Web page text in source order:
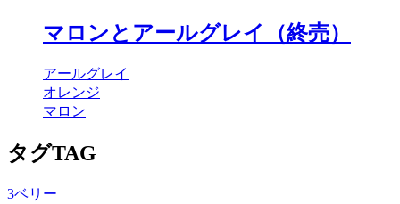
マロンとアールグレイ（終売）
アールグレイ
オレンジ
マロン
タグTAG
3ベリー